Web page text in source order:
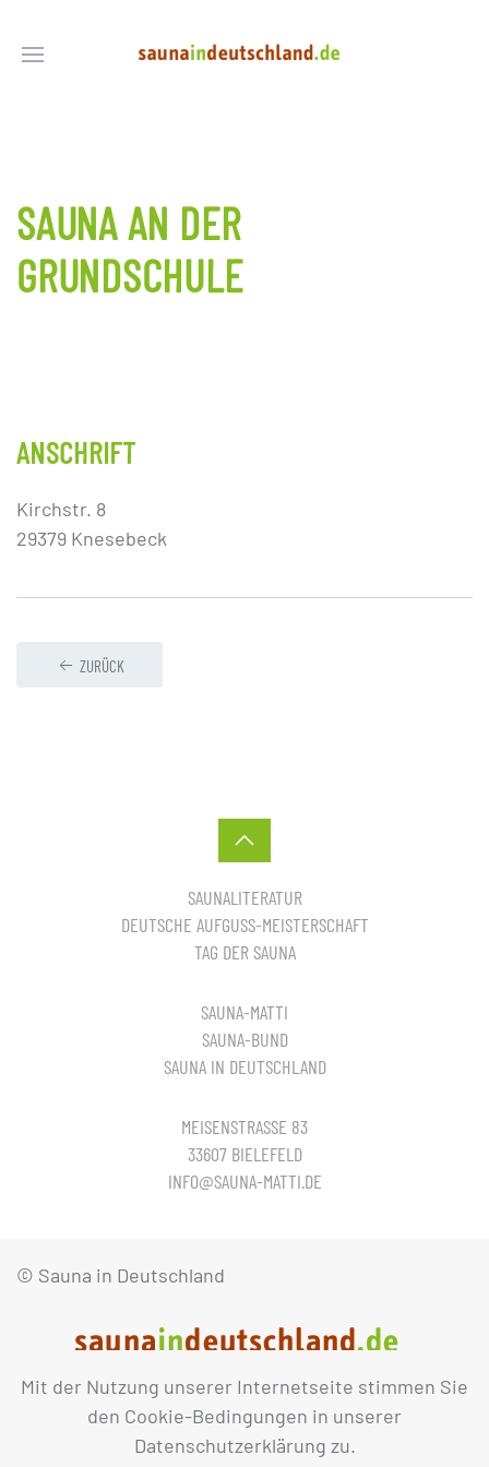
Mit der Nutzung unserer Internetseite stimmen Sie
den Cookie-Bedingungen in unserer
Datenschutzerklärung zu.
SAUNA AN DER
GRUNDSCHULE
ANSCHRIFT
Kirchstr. 8
29379 Knesebeck
ZURÜCK
SAUNALITERATUR
DEUTSCHE AUFGUSS-MEISTERSCHAFT
TAG DER SAUNA
SAUNA-MATTI
SAUNA-BUND
SAUNA IN DEUTSCHLAND
MEISENSTRASSE 83
33607 BIELEFELD
INFO@SAUNA-MATTI.DE
© Sauna in Deutschland
IMPRESSUM DATENSCHUTZ